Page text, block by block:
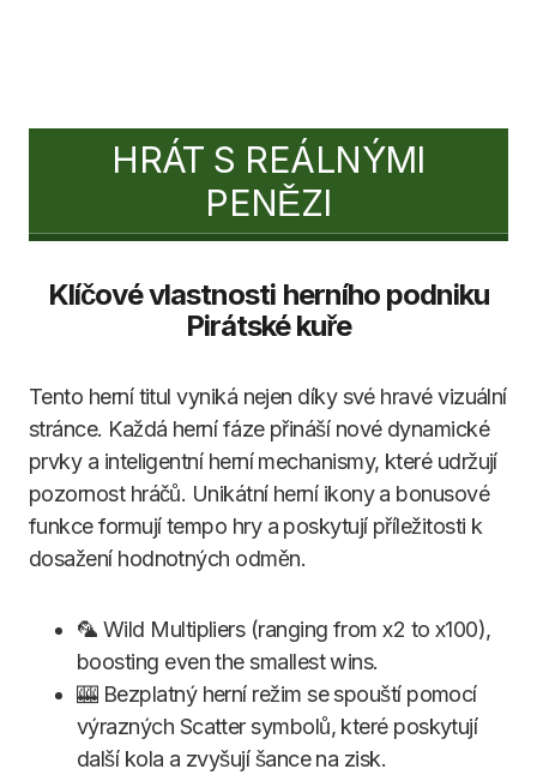
HRÁT S REÁLNÝMI
PENĚZI
Klíčové vlastnosti herního podniku
Pirátské kuře
Tento herní titul vyniká nejen díky své hravé vizuální
stránce. Každá herní fáze přináší nové dynamické
prvky a inteligentní herní mechanismy, které udržují
pozornost hráčů. Unikátní herní ikony a bonusové
funkce formují tempo hry a poskytují příležitosti k
dosažení hodnotných odměn.
🦜 Wild Multipliers (ranging from x2 to x100),
boosting even the smallest wins.
🎰 Bezplatný herní režim se spouští pomocí
výrazných Scatter symbolů, které poskytují
další kola a zvyšují šance na zisk.